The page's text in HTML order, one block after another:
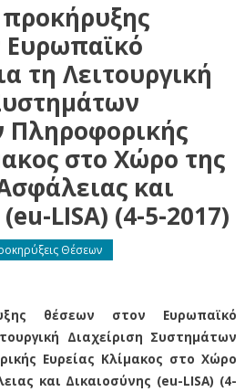
τη Λειτουργική
Πληροφορικής
στο Χώρο της
και
LISA) (4-5-2017)
Θέσεων
θέσεων στον Ευρωπαϊκό
Διαχείριση Συστημάτων
Ευρείας Κλίμακος στο Χώρο
και Δικαιοσύνης (eu-LISA) (4-